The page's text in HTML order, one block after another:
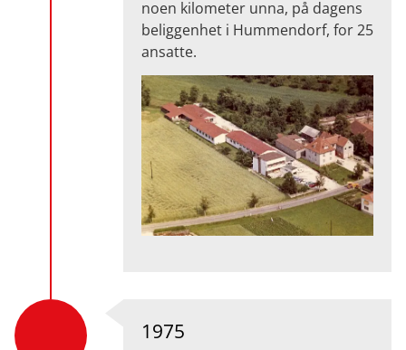
noen kilometer unna, på dagens
beliggenhet i Hummendorf, for 25
ansatte.
1975